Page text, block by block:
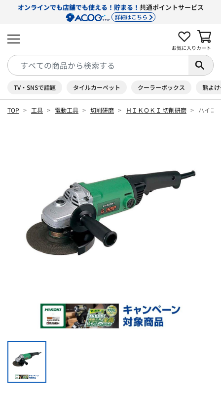
オンラインでも店舗でも使える！貯まる！ 共通ポイントサービス
詳細はこちら
お気に入り カート
TV・SNSで話題 タイルカーペット クーラーボックス 熊よ
TOP 工具 電動工具 切削研磨 ＨＩＫＯＫＩ 切削研磨 ハイコ